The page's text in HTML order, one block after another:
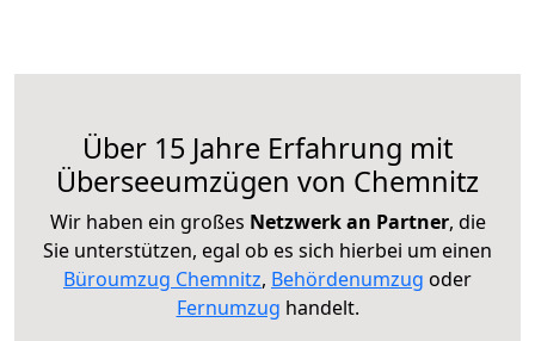
Über 15 Jahre Erfahrung mit
Überseeumzügen von Chemnitz
Wir haben ein großes Netzwerk an Partner, die
Sie unterstützen, egal ob es sich hierbei um einen
Büroumzug Chemnitz, Behördenumzug oder
Fernumzug handelt.